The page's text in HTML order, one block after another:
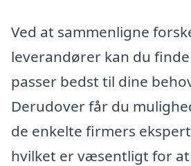
Ved at sammenligne
leverandører kan du
passer bedst til dine
Derudover får du
de enkelte firmers
hvilket er væsentligt for